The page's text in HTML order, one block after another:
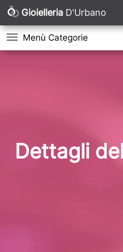
Gioielleria D'Urbano
Menù Categorie
Dettagli